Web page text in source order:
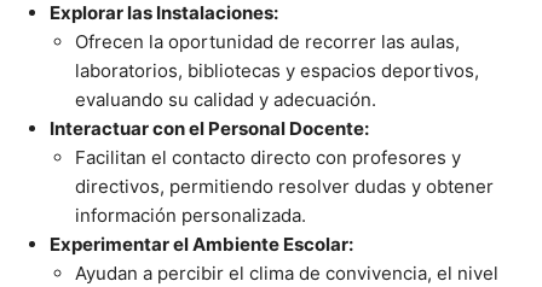
Explorar las Instalaciones:
Ofrecen la oportunidad de recorrer las aulas,
laboratorios, bibliotecas y espacios deportivos,
evaluando su calidad y adecuación.
Interactuar con el Personal Docente:
Facilitan el contacto directo con profesores y
directivos, permitiendo resolver dudas y obtener
información personalizada.
Experimentar el Ambiente Escolar:
Ayudan a percibir el clima de convivencia, el nivel